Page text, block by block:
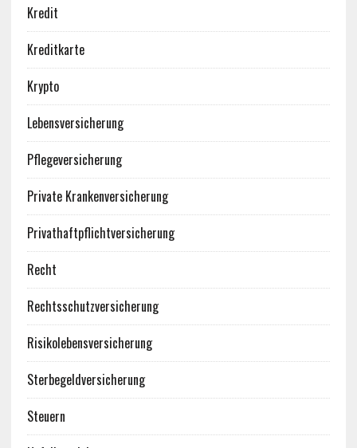
Kredit
Kreditkarte
Krypto
Lebensversicherung
Pflegeversicherung
Private Krankenversicherung
Privathaftpflichtversicherung
Recht
Rechtsschutzversicherung
Risikolebensversicherung
Sterbegeldversicherung
Steuern